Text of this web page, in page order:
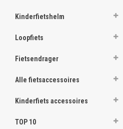
Kinderfietshelm
Loopfiets
Fietsendrager
Alle fietsaccessoires
Kinderfiets accessoires
TOP 10